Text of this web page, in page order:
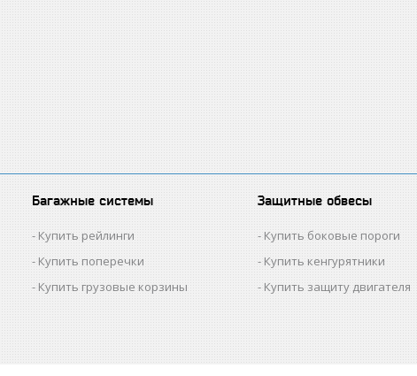
Багажные системы
Купить рейлинги
Купить поперечки
Купить грузовые корзины
Защитные обвесы
Купить боковые пороги
Купить кенгурятники
Купить защиту двигателя